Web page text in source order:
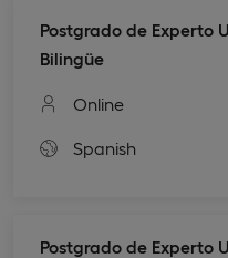
Postgrado de Experto
Bilingüe
Online
Spanish
Postgrado de Experto